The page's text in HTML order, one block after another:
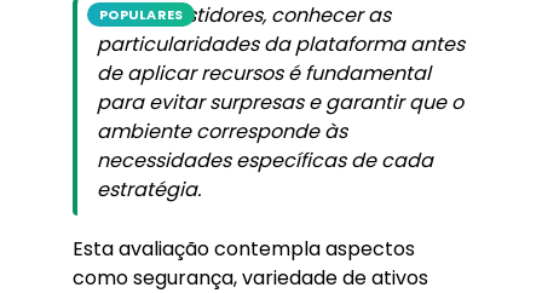
POPULARES
Para investidores, conhecer as
particularidades da plataforma antes
de aplicar recursos é fundamental
para evitar surpresas e garantir que o
ambiente corresponde às
necessidades específicas de cada
estratégia.
Esta avaliação contempla aspectos
como segurança, variedade de ativos